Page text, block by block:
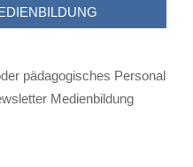
pädagogisches Personal
Medienbildung